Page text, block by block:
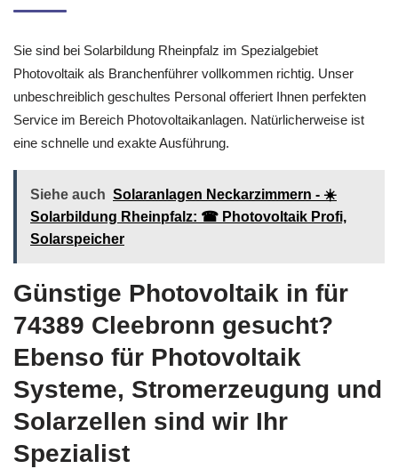
Sie sind bei Solarbildung Rheinpfalz im Spezialgebiet
Photovoltaik als Branchenführer vollkommen richtig. Unser
unbeschreiblich geschultes Personal offeriert Ihnen perfekten
Service im Bereich Photovoltaikanlagen. Natürlicherweise ist
eine schnelle und exakte Ausführung.
Siehe auch Solaranlagen Neckarzimmern - ☀️
Solarbildung Rheinpfalz: ☎ Photovoltaik Profi,
Solarspeicher
Günstige Photovoltaik in für
74389 Cleebronn gesucht?
Ebenso für Photovoltaik
Systeme, Stromerzeugung und
Solarzellen sind wir Ihr
Spezialist